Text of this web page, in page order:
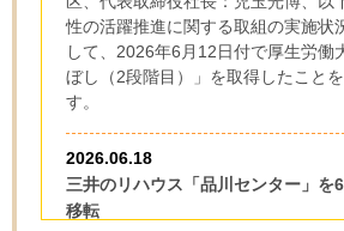
性の活躍推進に関する取組の実施状
して、2026年6月12日付で厚生労働
ぼし（2段階目）」を取得したこと
す。
2026.06.18
三井のリハウス「品川センター」を
移転